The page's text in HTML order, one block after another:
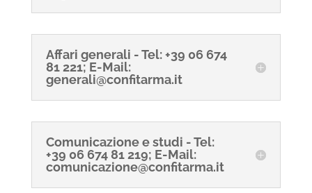
Affari generali - Tel: +39 06 674
81 221; E-Mail:
generali@confitarma.it
Comunicazione e studi - Tel:
+39 06 674 81 219; E-Mail:
comunicazione@confitarma.it